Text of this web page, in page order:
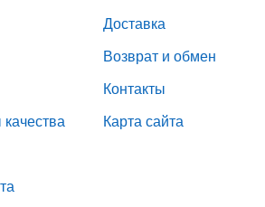
Доставка
Возврат и обмен
Контакты
Карта сайта